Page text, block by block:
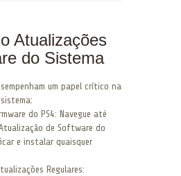
Atualizações
do Sistema
um papel crítico na
do PS4: Navegue até
de Software do
e instalar quaisquer
Regulares: